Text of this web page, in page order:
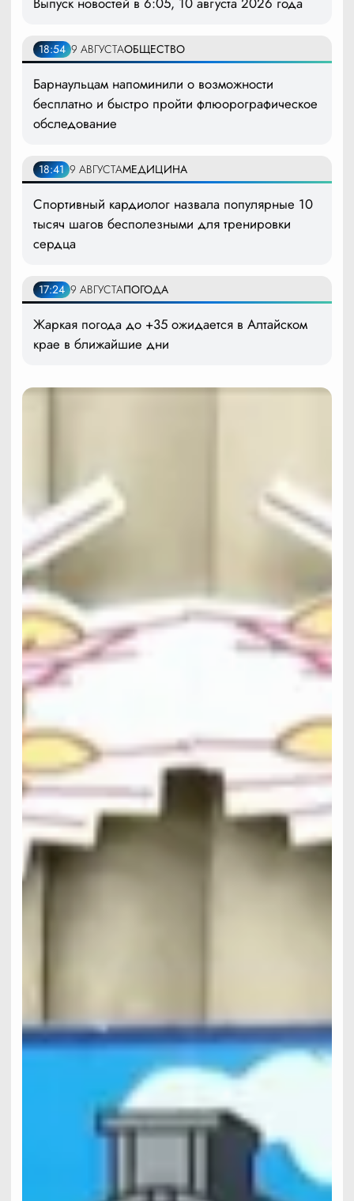
18:54 9 АВГУСТАОБЩЕСТВО
Барнаульцам напоминили о возможности
бесплатно и быстро пройти флюорографическое
обследование
18:41 9 АВГУСТАМЕДИЦИНА
Спортивный кардиолог назвала популярные 10
тысяч шагов бесполезными для тренировки
сердца
17:24 9 АВГУСТАПОГОДА
Жаркая погода до +35 ожидается в Алтайском
крае в ближайшие дни